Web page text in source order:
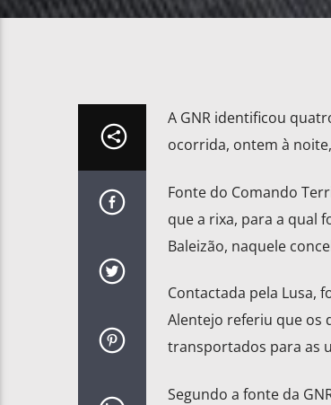
A GNR identificou
ocorrida, ontem à
Fonte do Comando
que a rixa, para a qual
Baleizão, naquele
Contactada pela Lusa,
Alentejo referiu que os
transportados para as
Segundo a fonte da